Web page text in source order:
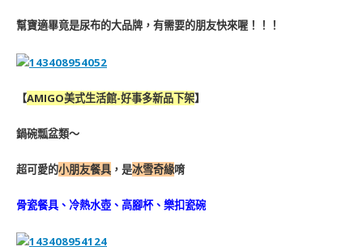
幫寶適畢竟是尿布的大品牌，有需要的朋友快來喔！！！
【AMIGO美式生活館-好事多新品下架】
鍋碗瓢盆類～
超可愛的小朋友餐具 ，是冰雪奇緣唷
骨瓷餐具、冷熱水壺、高腳杯、樂扣瓷碗